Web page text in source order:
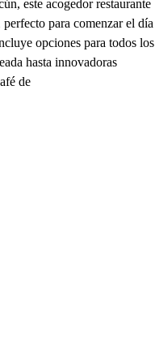
este acogedor restaurante
para comenzar el día
opciones para todos los
hasta innovadoras
de